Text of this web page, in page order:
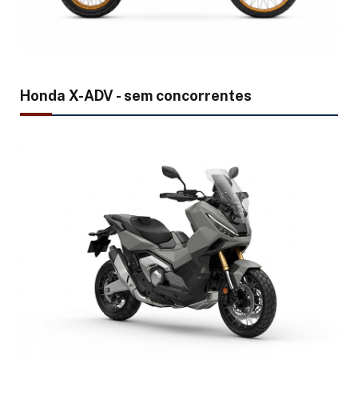
Honda X-ADV - sem concorrentes